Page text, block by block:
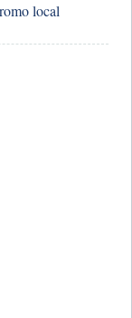
local